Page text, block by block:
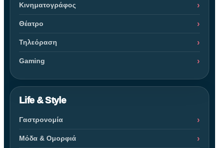
Κινηματογράφος
Θέατρο
Τηλεόραση
Gaming
Life & Style
Γαστρονομία
Μόδα & Ομορφιά